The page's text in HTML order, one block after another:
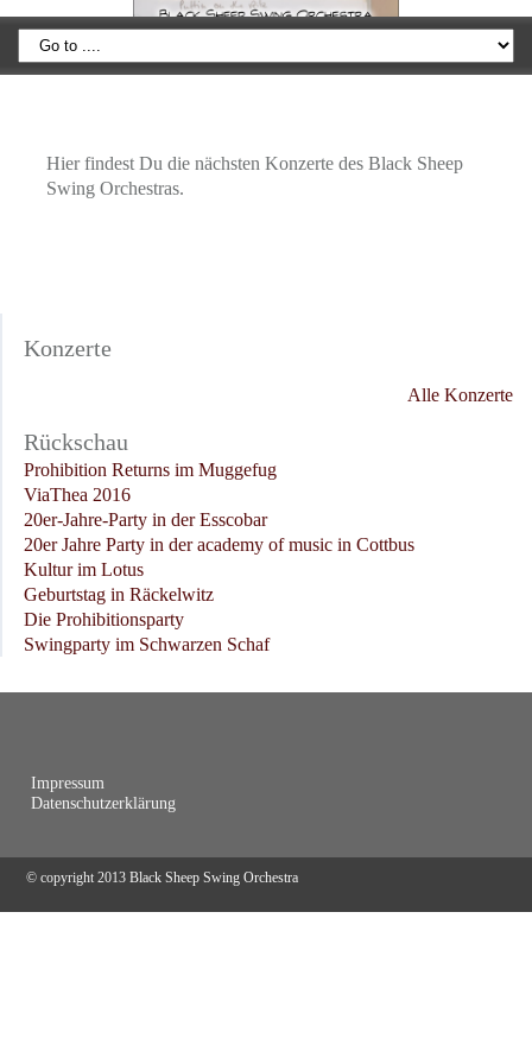
Hier findest Du die nächsten Konzerte des Black Sheep
Swing Orchestras.
Konzerte
Alle Konzerte
Rückschau
Prohibition Returns im Muggefug
ViaThea 2016
20er-Jahre-Party in der Esscobar
20er Jahre Party in der academy of music in Cottbus
Kultur im Lotus
Geburtstag in Räckelwitz
Die Prohibitionsparty
Swingparty im Schwarzen Schaf
Impressum
Datenschutzerklärung
© copyright 2013Black Sheep Swing Orchestra